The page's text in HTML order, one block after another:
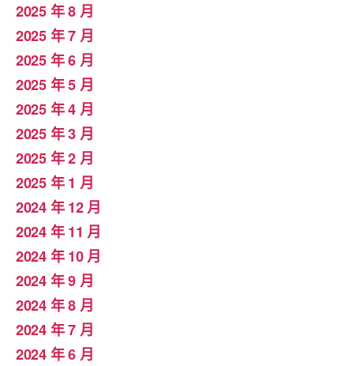
2025 年 8 月
2025 年 7 月
2025 年 6 月
2025 年 5 月
2025 年 4 月
2025 年 3 月
2025 年 2 月
2025 年 1 月
2024 年 12 月
2024 年 11 月
2024 年 10 月
2024 年 9 月
2024 年 8 月
2024 年 7 月
2024 年 6 月